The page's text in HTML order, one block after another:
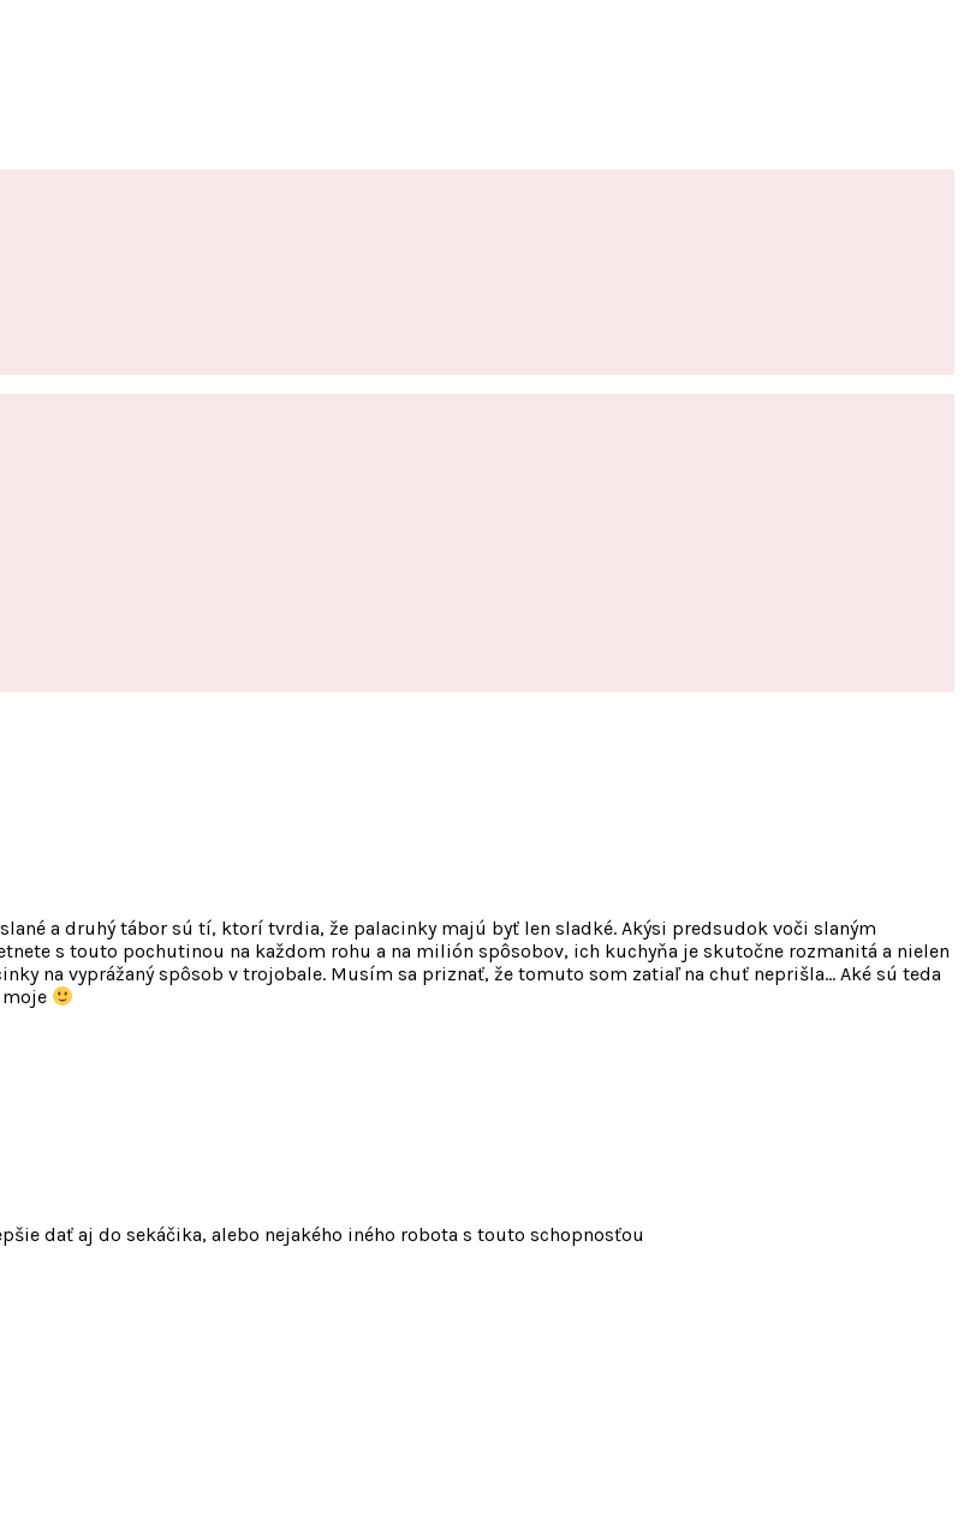
a druhý tábor sú tí, ktorí tvrdia, že palacinky majú byť len sladké. Akýsi predsudok voči slaným
s touto pochutinou na každom rohu a na milión spôsobov, ich kuchyňa je skutočne rozmanitá a nielen
na vyprážaný spôsob v trojobale. Musím sa priznať, že tomuto som zatiaľ na chuť neprišla… Aké sú teda
dať aj do sekáčika, alebo nejakého iného robota s touto schopnosťou